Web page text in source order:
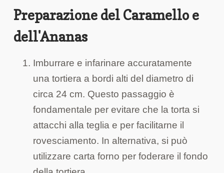
Preparazione del Caramello e
dell'Ananas
Imburrare e infarinare accuratamente
una tortiera a bordi alti del diametro di
circa 24 cm. Questo passaggio è
fondamentale per evitare che la torta si
attacchi alla teglia e per facilitarne il
rovesciamento. In alternativa, si può
utilizzare carta forno per foderare il fondo